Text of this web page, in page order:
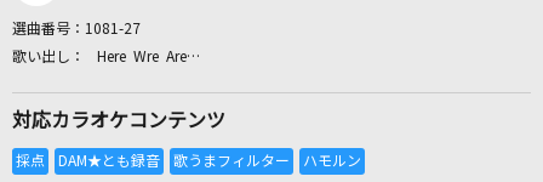
リアルタイムで歌われている曲の一覧
選曲番号： 1081-27
Here Wre Are…
対応カラオケコンテンツ